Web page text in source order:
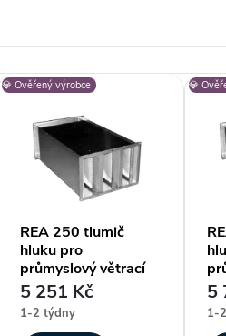
💎 Ověřený výrobce
REA 250 tlumič
hluku pro
průmyslový větrací
systém Alteko
TERNO-S
5 251 Kč
1-2 týdny
💎
5
1-